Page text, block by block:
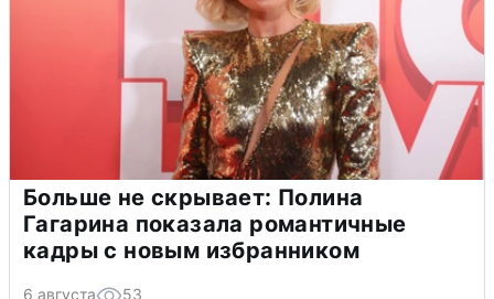
Больше не скрывает: Полина
Гагарина показала романтичные
кадры с новым избранником
6 августа 53